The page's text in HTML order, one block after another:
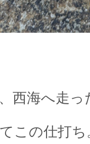
西海へ走
この仕打ち